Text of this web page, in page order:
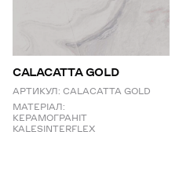
CALACATTA GOLD
АРТИКУЛ: CALACATTA GOLD
МАТЕРІАЛ:
КЕРАМОГРАНІТ
KALESINTERFLEX